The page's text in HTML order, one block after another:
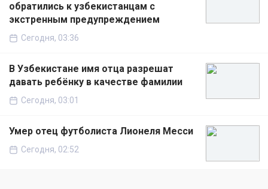
обратились к узбекистанцам с
экстренным предупреждением
Сегодня, 03:36
В Узбекистане имя отца разрешат
давать ребёнку в качестве фамилии
Сегодня, 03:01
Умер отец футболиста Лионеля Месси
Сегодня, 02:52